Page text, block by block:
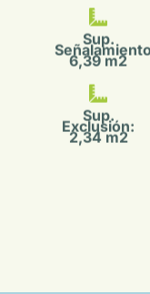
Sup.
Exclusión: